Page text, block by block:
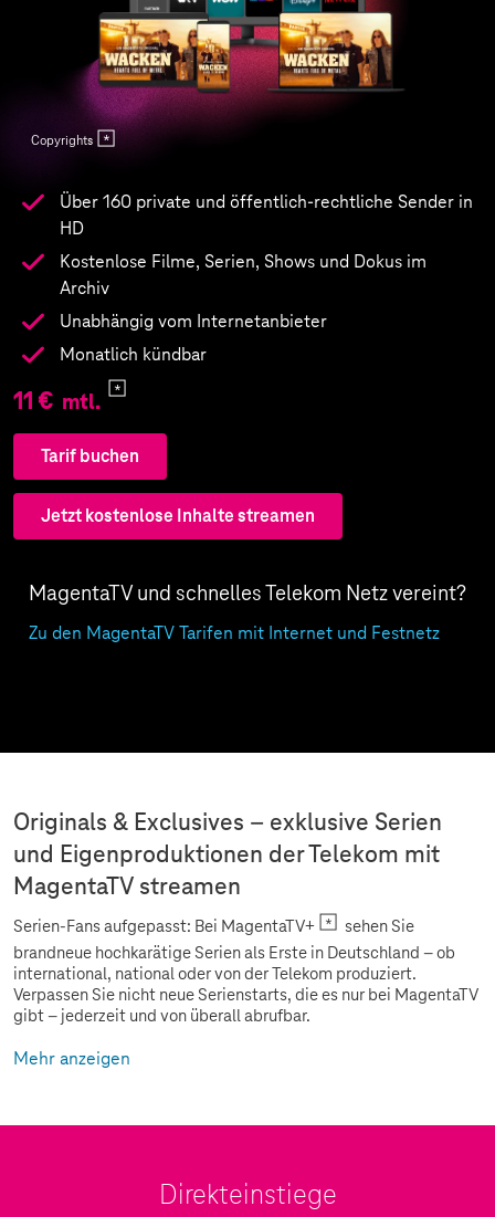
Copyrights
Über 160 private und öffentlich-rechtliche Sender in
HD
Kostenlose Filme, Serien, Shows und Dokus im
Archiv
Unabhängig vom Internetanbieter
Monatlich kündbar
11 € mtl.
Tarif buchen
Jetzt kostenlose Inhalte streamen
MagentaTV und schnelles Telekom Netz vereint?
Zu den MagentaTV Tarifen mit Internet und Festnetz
Originals & Exclusives – exklusive Serien
und Eigenproduktionen der Telekom mit
MagentaTV streamen
Serien-Fans aufgepasst: Bei MagentaTV+
sehen Sie
brandneue hochkarätige Serien als Erste in Deutschland – ob
international, national oder von der Telekom produziert.
Verpassen Sie nicht neue Serienstarts, die es nur bei MagentaTV
gibt – jederzeit und von überall abrufbar.
Mehr anzeigen
Direkteinstiege